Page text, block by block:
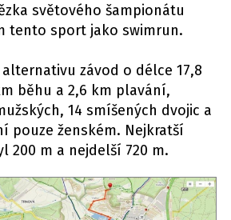
světového šampionátu
tento sport jako swimrun.
závod o délce 17,8
běhu a 2,6 km plavání,
14 smíšených dvojic a
pouze ženském. Nejkratší
200 m a nejdelší 720 m.